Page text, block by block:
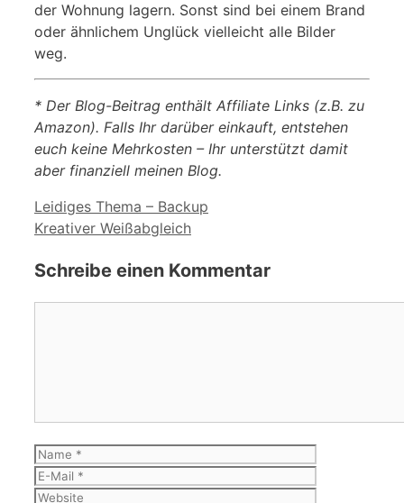
der Wohnung lagern. Sonst sind bei einem Brand
oder ähnlichem Unglück vielleicht alle Bilder
weg.
* Der Blog-Beitrag enthält Affiliate Links (z.B. zu
Amazon). Falls Ihr darüber einkauft, entstehen
euch keine Mehrkosten – Ihr unterstützt damit
aber finanziell meinen Blog.
Leidiges Thema – Backup
Kreativer Weißabgleich
Schreibe einen Kommentar
Name